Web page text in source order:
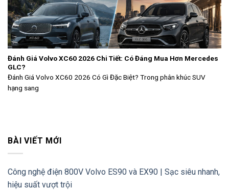
Đánh Giá Volvo XC60 2026 Chi Tiết: Có Đáng Mua Hơn Mercedes
GLC?
Đánh Giá Volvo XC60 2026 Có Gì Đặc Biệt? Trong phân khúc SUV
hạng sang
BÀI VIẾT MỚI
Công nghệ điện 800V Volvo ES90 và EX90 | Sạc siêu nhanh,
hiệu suất vượt trội